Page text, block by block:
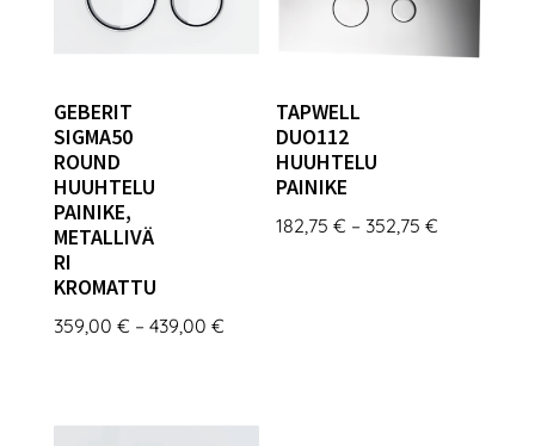
GEBERIT
SIGMA50
ROUND
HUUHTELU
PAINIKE,
METALLIVÄ
RI
KROMATTU
359,00 € – 439,00 €Hintaluokka:
TAPWELL
DUO112
HUUHTELU
PAINIKE
182,75€ – 352,75€